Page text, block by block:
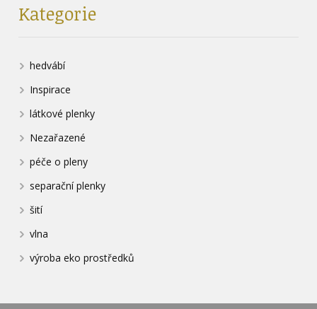
Kategorie
hedvábí
Inspirace
látkové plenky
Nezařazené
péče o pleny
separační plenky
šití
vlna
výroba eko prostředků